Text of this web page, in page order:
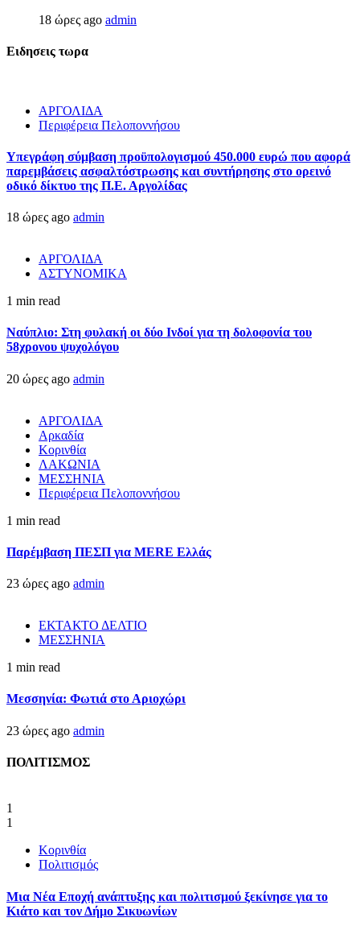
18 ώρες ago admin
Ειδησεις τωρα
ΑΡΓΟΛΙΔΑ
Περιφέρεια Πελοποννήσου
Υπεγράφη σύμβαση προϋπολογισμού 450.000 ευρώ που αφορά
παρεμβάσεις ασφαλτόστρωσης και συντήρησης στο ορεινό
οδικό δίκτυο της Π.Ε. Αργολίδας
18 ώρες ago admin
ΑΡΓΟΛΙΔΑ
ΑΣΤΥΝΟΜΙΚΑ
1 min read
Ναύπλιο: Στη φυλακή οι δύο Ινδοί για τη δολοφονία του
58χρονου ψυχολόγου
20 ώρες ago admin
ΑΡΓΟΛΙΔΑ
Αρκαδία
Κορινθία
ΛΑΚΩΝΙΑ
ΜΕΣΣΗΝΙΑ
Περιφέρεια Πελοποννήσου
1 min read
Παρέμβαση ΠΕΣΠ για MERE Ελλάς
23 ώρες ago admin
ΕΚΤΑΚΤΟ ΔΕΛΤΙΟ
ΜΕΣΣΗΝΙΑ
1 min read
Μεσσηνία: Φωτιά στο Αριοχώρι
23 ώρες ago admin
ΠΟΛΙΤΙΣΜΟΣ
1
1
Κορινθία
Πολιτισμός
Μια Νέα Εποχή ανάπτυξης και πολιτισμού ξεκίνησε για το
Κιάτο και τον Δήμο Σικυωνίων